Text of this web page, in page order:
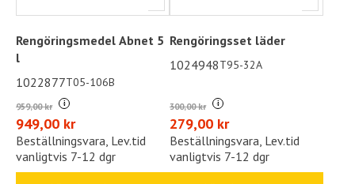
Rengöringsmedel Abnet 5
l
1022877T05-106B
959,00 kr i
949,00 kr
Beställningsvara, Lev.tid
vanligtvis 7-12 dgr
Rengöringsset läder
1024948T95-32A
300,00 kr i
279,00 kr
Beställningsvara, Lev.tid
vanligtvis 7-12 dgr